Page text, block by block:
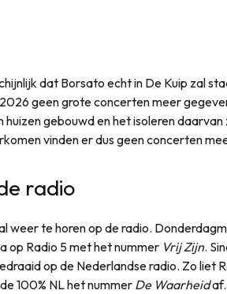
dat Borsato echt in De Kuip zal
geen grote concerten meer
huizen gebouwd en het isoleren daarvan
vinden er dus geen concerten
radio
weer te horen op de radio.
op Radio 5 met het nummer Vrij Zijn.
op de Nederlandse radio. Zo liet
100% NL het nummer De Waarheidaf.